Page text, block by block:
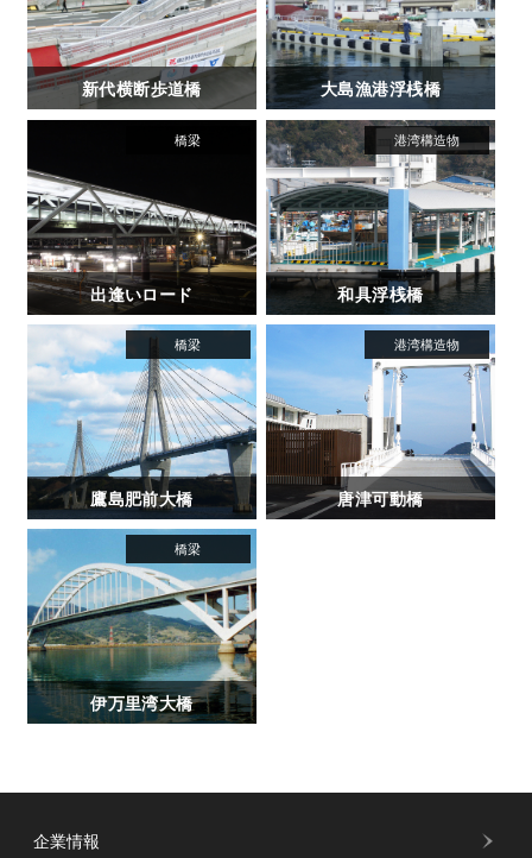
新代横断歩道橋 大島漁港浮桟橋
出逢いロード 和具浮桟橋
鷹島肥前大橋 唐津可動橋
伊万里湾大橋
企業情報